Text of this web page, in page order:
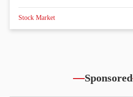
Stock Market
Sponsored